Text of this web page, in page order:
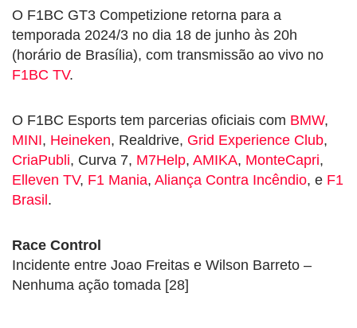
O F1BC GT3 Competizione retorna para a
temporada 2024/3 no dia 18 de junho às 20h
(horário de Brasília), com transmissão ao vivo no
F1BC TV.
O F1BC Esports tem parcerias oficiais com BMW,
MINI, Heineken, Realdrive, Grid Experience Club,
CriaPubli, Curva 7, M7Help, AMIKA, MonteCapri,
Elleven TV, F1 Mania, Aliança Contra Incêndio, e F1
Brasil.
Race Control
Incidente entre Joao Freitas e Wilson Barreto –
Nenhuma ação tomada [28]